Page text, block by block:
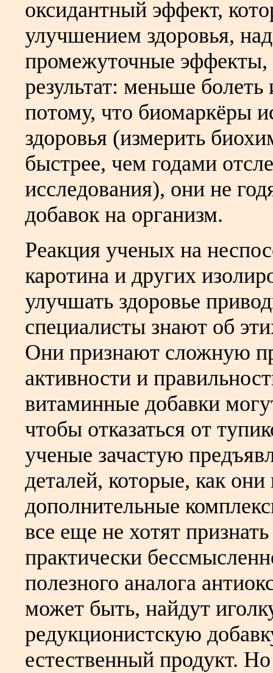
оксидантный эффект,
улучшением здоровья,
промежуточные
результат: меньше
потому, что биомаркёры
здоровья (измерить
быстрее, чем годами
исследования), они не
добавок на организм.
Реакция ученых на
каротина и других
улучшать здоровье
специалисты знают об
Они признают сложную
активности и
витаминные добавки
чтобы отказаться от
ученые зачастую
деталей, которые, как
дополнительные
все еще не хотят
практически
полезного аналога
может быть, найдут
редукционистскую
естественный продукт.